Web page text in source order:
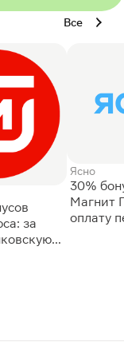
Все
за
Ясно
30%
Магнит
оплату